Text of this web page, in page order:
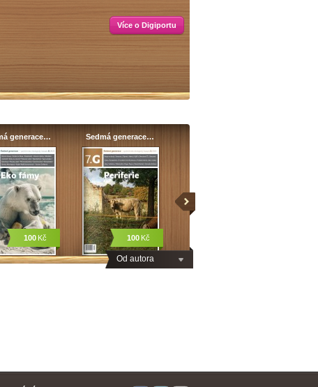
Více o Digiportu
Od autora
generace…
100 Kč
Sedmá generace…
100 Kč